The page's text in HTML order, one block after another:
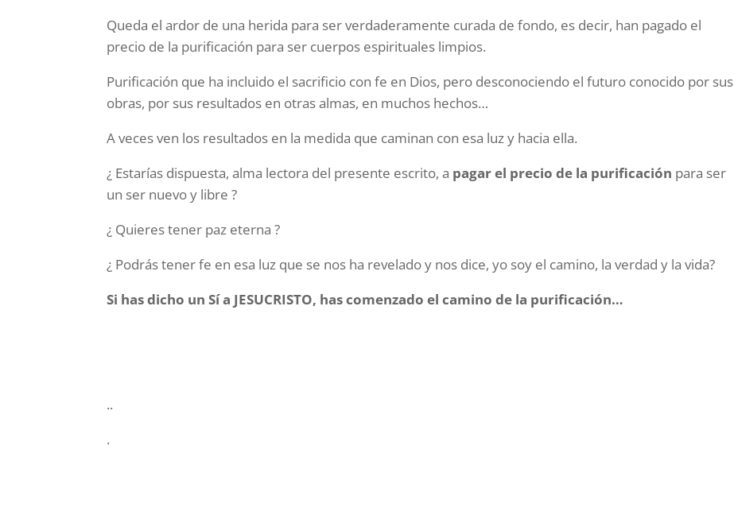
Queda el ardor de una herida para ser verdaderamente curada de fondo, es decir, han pagado el
precio de la purificación para ser cuerpos espirituales limpios.
Purificación que ha incluido el sacrificio con fe en Dios, pero desconociendo el futuro conocido por sus
obras, por sus resultados en otras almas, en muchos hechos…
A veces ven los resultados en la medida que caminan con esa luz y hacia ella.
¿ Estarías dispuesta, alma lectora del presente escrito, a pagar el precio de la purificación para ser
un ser nuevo y libre ?
¿ Quieres tener paz eterna ?
¿ Podrás tener fe en esa luz que se nos ha revelado y nos dice, yo soy el camino, la verdad y la vida?
Si has dicho un Sí a JESUCRISTO, has comenzado el camino de la purificación…
..
.